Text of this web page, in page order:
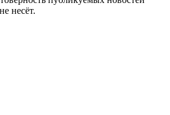
несёт.